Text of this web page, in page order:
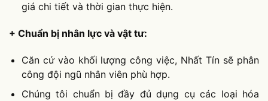
giá chi tiết và thời gian thực hiện.
+ Chuẩn bị nhân lực và vật tư:
Căn cứ vào khối lượng công việc, Nhất Tín sẽ phân
công đội ngũ nhân viên phù hợp.
Chúng tôi chuẩn bị đầy đủ dụng cụ các loại hóa